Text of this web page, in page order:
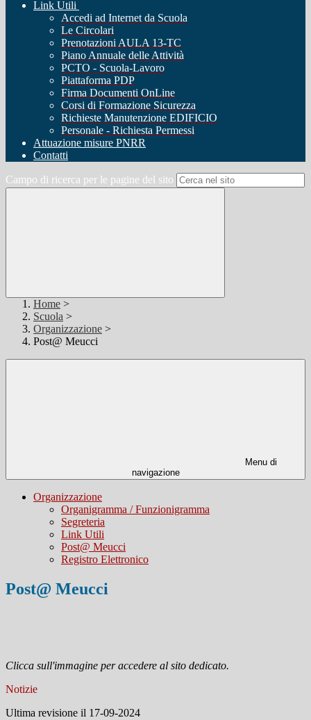
Link Utili
Accedi ad Internet da Scuola
Le Circolari
Prenotazioni AULA 13-TC
Piano Annuale delle Attività
PCTO - Scuola-Lavoro
Piattaforma PDP
Firma Documenti OnLine
Corsi di Formazione Sicurezza
Richieste Manutenzione EDIFICIO
Personale - Richiesta Permessi
Attuazione misure PNRR
Contatti
Campo di ricerca per le pagine del sito
Home >
Scuola >
Organizzazione >
Post@ Meucci
Menu di
navigazione
Organizzazione
Organigramma / Funzionigramma
Segreteria
Link Utili
Post@ Meucci
Registro Elettronico
Post@ Meucci
Clicca sull'immagine per accedere al sito dedicato.
Notizie
Ultima revisione il 17-09-2024